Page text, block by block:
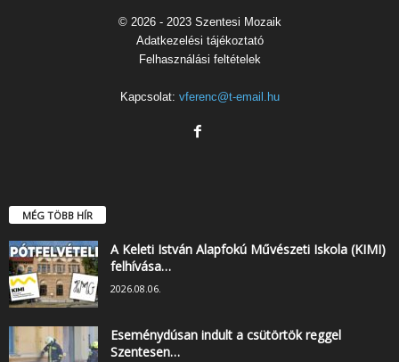
© 2026 - 2023 Szentesi Mozaik
Adatkezelési tájékoztató
Felhasználási feltételek
Kapcsolat: vferenc@t-email.hu
MÉG TÖBB HÍR
A Keleti István Alapfokú Művészeti Iskola (KIMI)
felhívása…
2026.08.06.
Eseménydúsan indult a csütörtök reggel
Szentesen…